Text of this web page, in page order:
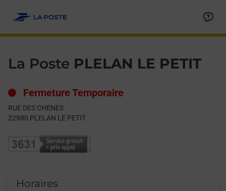
La Poste PLELAN LE PETIT
Fermeture Temporaire
RUE DES CHENES
22980 PLELAN LE PETIT
Horaires